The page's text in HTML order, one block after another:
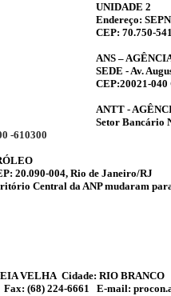
UNIDADE 2
Endereço:
CEP: 70.750-
ANS –
SEDE - Av.
CEP:20021-040
ANTT -
Setor Bancário
-610300
20.090-004, Rio de Janeiro/RJ
Central da ANP mudaram
VELHA Cidade: RIO BRANCO
Fax: (68) 224-6661 E-mail: